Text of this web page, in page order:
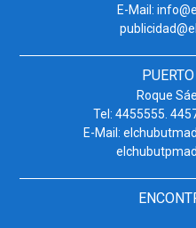
E-Mail:
Roque
Tel: 4455555.
E-Mail: